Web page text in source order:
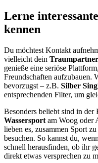
Lerne
kennen
Du möchtest Kontakt
vielleicht dein Traumpartner
genieße eine seriöse
Freundschaften aufzubauen.
bevorzugst – z.B. Silber
entsprechenden Filter, um
Besonders beliebt sind in
Wassersport am Woog oder
lieben es, zusammen Sport
besuchen. So kannst du,
schnell herausfinden, ob ihr
direkt etwas versprechen zu